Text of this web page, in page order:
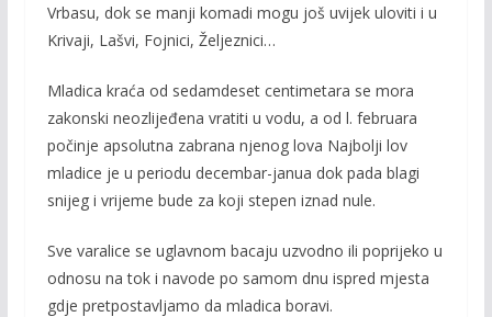
Vrbasu, dok se manji komadi mogu još uvijek uloviti i u
Krivaji, Lašvi, Fojnici, Željeznici…
Mladica kraća od sedamdeset centimetara se mora
zakonski neozlijeđena vratiti u vodu, a od l. februara
počinje apsolutna zabrana njenog lova Najbolji lov
mladice je u periodu decembar-janua dok pada blagi
snijeg i vrijeme bude za koji stepen iznad nule.
Sve varalice se uglavnom bacaju uzvodno ili poprijeko u
odnosu na tok i navode po samom dnu ispred mjesta
gdje pretpostavljamo da mladica boravi.